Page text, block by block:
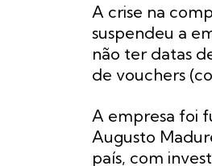
A crise na
suspendeu a
não ter datas
de vouchers
A empresa foi
Augusto
país, com